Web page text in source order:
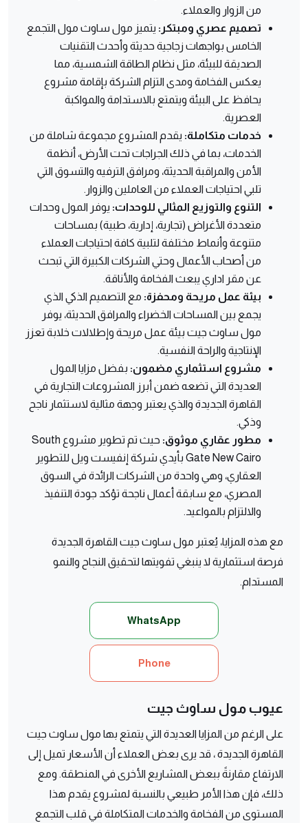
من الزوار والعملاء.
تصميم عصري ومبتكر: يتميز مول ساوث مول التجمع
الخامس بواجهات زجاجية حديثة وأحدث التقنيات
الصديقة للبيئة، مثل نظام الطاقة الشمسية، مما
يعكس الفخامة ومدى التزام الشركة بإقامة مشروع
يحافظ على البيئة ويتمتع بالاستدامة والمواكبة
العصرية.
خدمات متكاملة: يقدم المشروع مجموعة شاملة من
الخدمات، بما في ذلك الجراجات تحت الأرض، أنظمة
الأمن والمراقبة الحديثة، ومرافق الترفيه والتسوق التي
تلبي احتياجات العملاء من العاملين والزوار.
التنوع والتوزيع المثالي للوحدات: يوفر المول وحدات
متعددة الأغراض (تجارية، إدارية، طبية) بمساحات
متنوعة وأنماط مختلفة لتلبية كافة احتياجات العملاء
من أصحاب الأعمال وحتي الشركات الكبيرة التي تبحث
عن مقر اداري يبعث الفخامة والأناقة.
بيئة عمل مريحة ومحفزة: مع التصميم الذكي الذي
يجمع بين المساحات الخضراء والمرافق الحديثة، يوفر
مول ساوث جيت بيئة عمل مريحة وإطلالات خلابة تعزز
الإنتاجية والراحة النفسية.
مشروع استثماري مضمون: بفضل مزايا المول
العديدة التي تضعه ضمن أبرز المشروعات التجارية في
القاهرة الجديدة والذي يعتبر وجهة مثالية لاستثمار ناجح
وذكي.
مطور عقاري موثوق:
حيث تم تطوير مشروع South
Gate New Cairo بأيدي شركة إنفيست ويل للتطوير
العقاري، وهي واحدة من الشركات الرائدة في السوق
المصري، مع سابقة أعمال ناجحة تؤكد جودة التنفيذ
والالتزام بالمواعيد.
مع هذه المزايا، يُعتبر مول ساوث جيت القاهرة الجديدة
فرصة استثمارية لا ينبغي تفويتها لتحقيق النجاح والنمو
المستدام.
WhatsApp
Phone
عيوب مول ساوث جيت
على الرغم من المزايا العديدة التي يتمتع بها مول ساوث جيت
القاهرة الجديدة ، قد يرى بعض العملاء أن الأسعار تميل إلى
الارتفاع مقارنةً ببعض المشاريع الأخرى في المنطقة. ومع
ذلك، فإن هذا الأمر طبيعي بالنسبة لمشروع يقدم هذا
المستوى من الفخامة والخدمات المتكاملة في قلب التجمع